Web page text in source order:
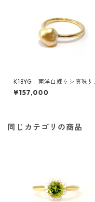
K18YG 南洋白蝶ケシ真珠リ
ング ゴールド～ホワイト（KR
70112）
¥157,000
同じカテゴリの商品